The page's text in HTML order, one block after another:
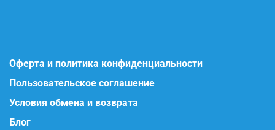
Оферта и политика конфиденциальности
Пользовательское соглашение
Условия обмена и возврата
Блог